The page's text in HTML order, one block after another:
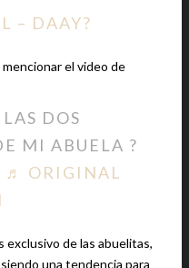
– DAAY?
el video de
LAS DOS
MI ABUELA ?
♬ ORIGINAL
exclusivo de las abuelitas,
una tendencia para